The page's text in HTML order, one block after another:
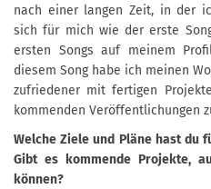
nach einer langen Zeit, in der
sich für mich wie der erste
ersten Songs auf meinem
diesem Song habe ich meinen
zufriedener mit fertigen
kommenden Veröffentlichungen
Welche Ziele und Pläne hast du
Gibt es kommende Projekte,
können?